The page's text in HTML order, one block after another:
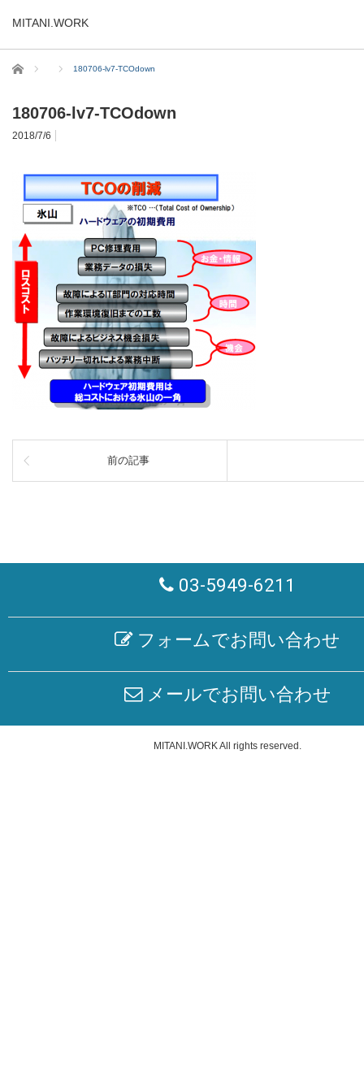
MITANI.WORK
ホーム 180706-lv7-TCOdown
180706-lv7-TCOdown
2018/7/6
前の記事
03-5949-6211
フォームでお問い合わせ
メールでお問い合わせ
MITANI.WORKAll rights reserved.